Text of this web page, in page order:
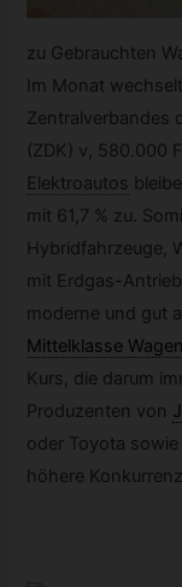
zu Gebrauchten
Im Monat
Zentralverbandes
(ZDK) v, 580.000
Elektroautos
mit 61,7 % zu.
Hybridfahrzeuge,
mit Erdgas-
moderne und gut
Mittelklasse Wagen
Kurs, die darum
Produzenten von
oder Toyota
höhere